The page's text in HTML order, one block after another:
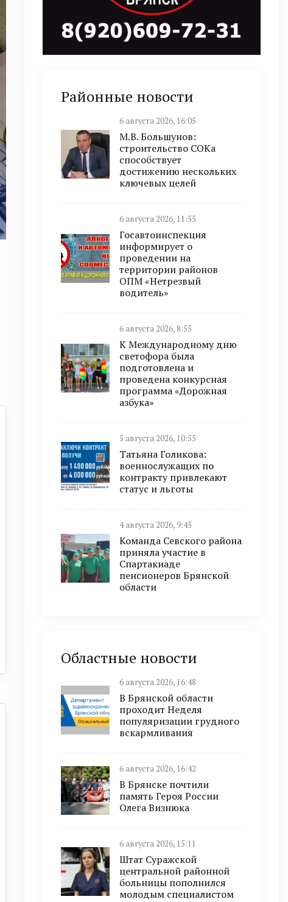
Районные новости
6 августа 2026, 16:05
М.В. Большунов:
строительство СОКа
способствует
достижению нескольких
ключевых целей
6 августа 2026, 11:55
Госавтоинспекция
информирует о
проведении на
территории районов
ОПМ «Нетрезвый
водитель»
6 августа 2026, 8:55
К Международному дню
светофора была
подготовлена и
проведена конкурсная
программа «Дорожная
азбука»
5 августа 2026, 10:55
Татьяна Голикова:
военнослужащих по
контракту привлекают
статус и льготы
4 августа 2026, 9:45
Команда Севского района
приняла участие в
Спартакиаде
пенсионеров Брянской
области
Областные новости
6 августа 2026, 16:48
В Брянской области
проходит Неделя
популяризации грудного
вскармливания
6 августа 2026, 16:42
В Брянске почтили
память Героя России
Олега Визнюка
6 августа 2026, 15:11
Штат Суражской
центральной районной
больницы пополнился
молодым специалистом